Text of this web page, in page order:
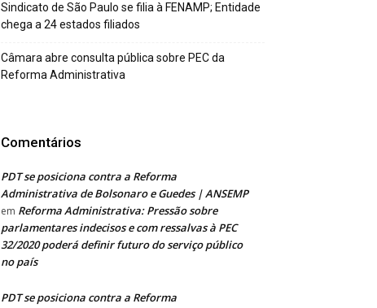
Sindicato de São Paulo se filia à FENAMP; Entidade
chega a 24 estados filiados
Câmara abre consulta pública sobre PEC da
Reforma Administrativa
Comentários
PDT se posiciona contra a Reforma
Administrativa de Bolsonaro e Guedes | ANSEMP
em Reforma Administrativa: Pressão sobre
parlamentares indecisos e com ressalvas à PEC
32/2020 poderá definir futuro do serviço público
no país
PDT se posiciona contra a Reforma